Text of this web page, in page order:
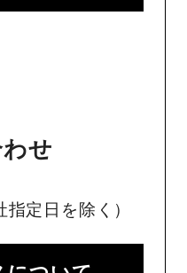
せ
指定日を除く）